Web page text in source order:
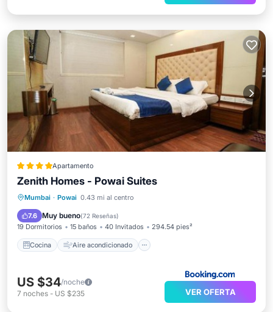
Apartamento
Zenith Homes - Powai Suites
Mumbai · Powai 0.43 mi al centro
7.6 Muy bueno(72 Reseñas)
19 Dormitorios 15 baños 40 Invitados 294.54 pies²
Cocina Aire acondicionado
Cocina Aire acondicionado
Accesibilidad
US $34/noche
7 noches - US $235 VER OFERTA